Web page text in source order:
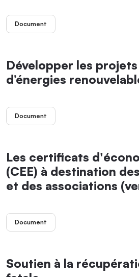
Document
Développer les
d’énergies
Document
Les certificats
(CEE) à destination
et des associations
Document
Soutien à la